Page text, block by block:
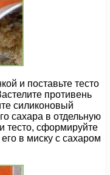
и поставьте тесто
противень
силиконовый
сахара в отдельную
тесто, сформируйте
в миску с сахаром